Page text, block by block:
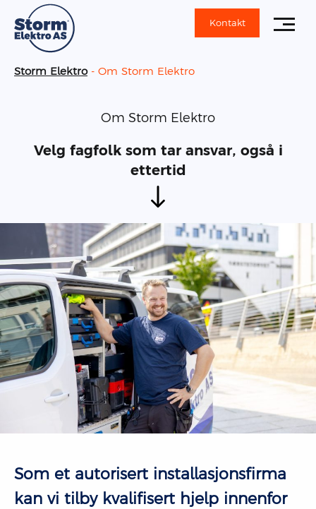
Kontakt
Tjenester
Om Storm Elektro
Kontakt
Storm Elektro- Om Storm Elektro
Om Storm Elektro
Velg fagfolk som tar ansvar, også i
ettertid
Som et autorisert installasjonsfirma
kan vi tilby kvalifisert hjelp innenfor